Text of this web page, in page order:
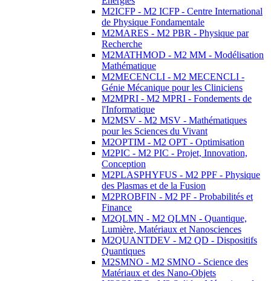
M2ICFP - M2 ICFP - Centre International
de Physique Fondamentale
M2MARES - M2 PBR - Physique par
Recherche
M2MATHMOD - M2 MM - Modélisation
Mathématique
M2MECENCLI - M2 MECENCLI -
Génie Mécanique pour les Cliniciens
M2MPRI - M2 MPRI - Fondements de
l'Informatique
M2MSV - M2 MSV - Mathématiques
pour les Sciences du Vivant
M2OPTIM - M2 OPT - Optimisation
M2PIC - M2 PIC - Projet, Innovation,
Conception
M2PLASPHYFUS - M2 PPF - Physique
des Plasmas et de la Fusion
M2PROBFIN - M2 PF - Probabilités et
Finance
M2QLMN - M2 QLMN - Quantique,
Lumière, Matériaux et Nanosciences
M2QUANTDEV - M2 QD - Dispositifs
Quantiques
M2SMNO - M2 SMNO - Science des
Matériaux et des Nano-Objets